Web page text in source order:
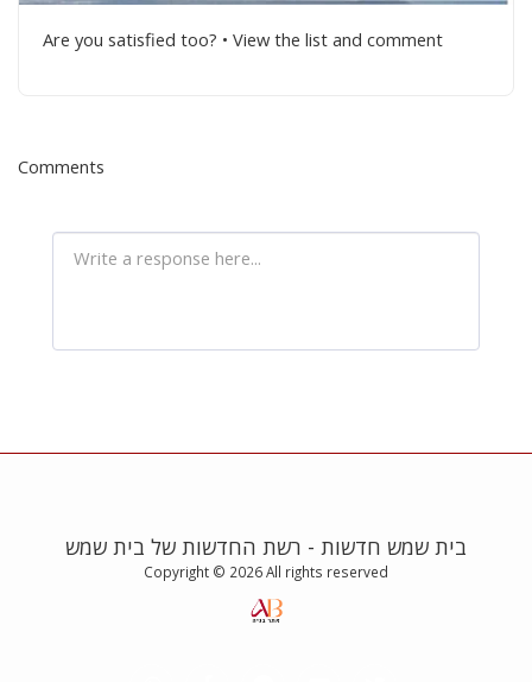
Are you satisfied too? • View the list and comment
Comments
בית שמש חדשות - רשת החדשות של בית שמש
Copyright © 2026 All rights reserved